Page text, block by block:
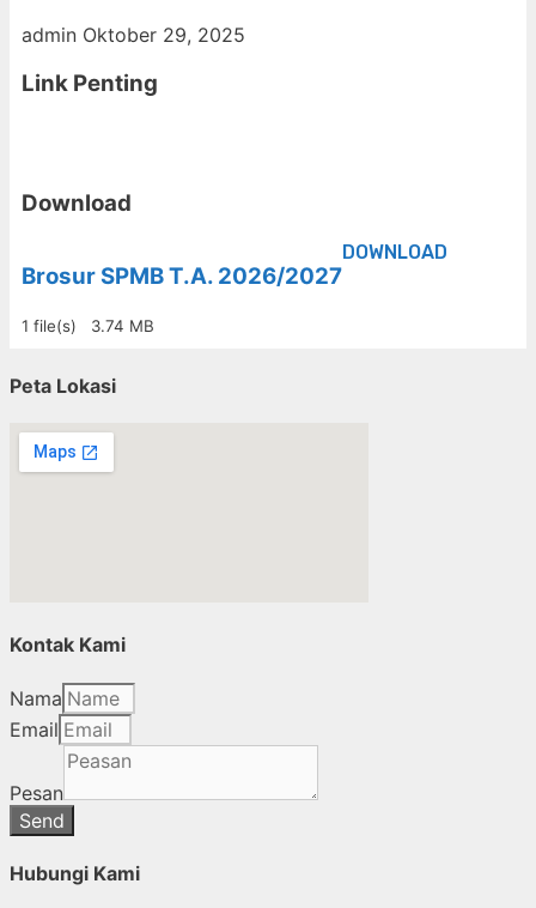
admin Oktober 29, 2025
Link Penting
Download
Brosur SPMB T.A. 2026/2027
1 file(s) 3.74 MB
DOWNLOAD
Peta Lokasi
Kontak Kami
Nama
Email
Pesan
Send
Hubungi Kami